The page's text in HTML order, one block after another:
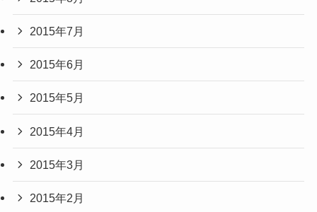
2015年7月
2015年6月
2015年5月
2015年4月
2015年3月
2015年2月